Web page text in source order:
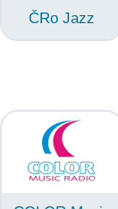
ČRo Jazz